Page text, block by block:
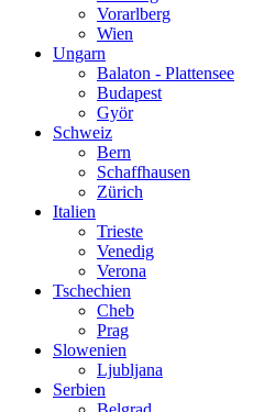
Vorarlberg
Wien
Ungarn
Balaton - Plattensee
Budapest
Györ
Schweiz
Bern
Schaffhausen
Zürich
Italien
Trieste
Venedig
Verona
Tschechien
Cheb
Prag
Slowenien
Ljubljana
Serbien